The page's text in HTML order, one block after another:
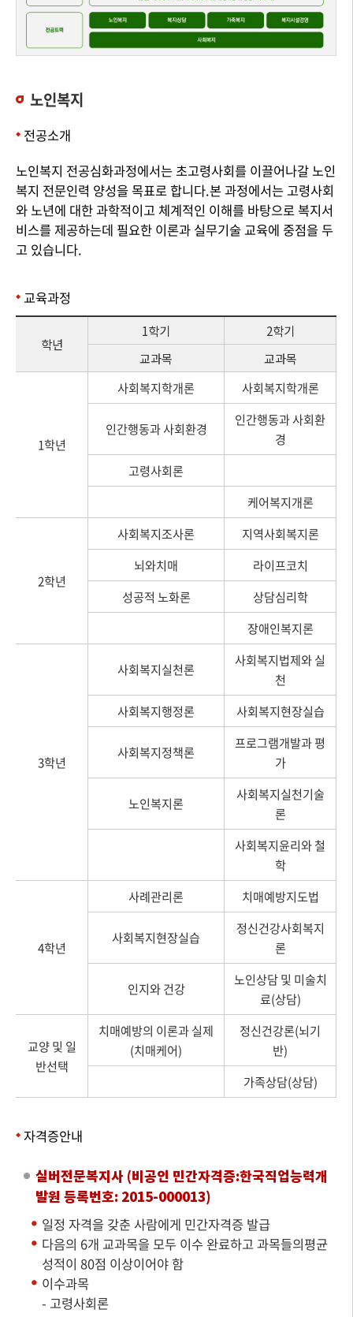
노인복지
전공소개
노인복지 전공심화과정에서는 초고령사회를 이끌어나갈 노인
복지 전문인력 양성을 목표로 합니다.본 과정에서는 고령사회
와 노년에 대한 과학적이고 체계적인 이해를 바탕으로 복지서
비스를 제공하는데 필요한 이론과 실무기술 교육에 중점을 두
고 있습니다.
교육과정
학년
1학기
2학기
교과목
교과목
1학년
사회복지학개론 사회복지학개론
인간행동과 사회환경
인간행동과 사회환
경
고령사회론
케어복지개론
2학년
사회복지조사론
지역사회복지론
뇌와치매
라이프코치
성공적 노화론
상담심리학
장애인복지론
3학년
사회복지실천론
사회복지법제와 실
천
사회복지행정론
사회복지현장실습
사회복지정책론
프로그램개발과 평
가
노인복지론
사회복지실천기술
론
사회복지윤리와 철
학
4학년
사례관리론 치매예방지도법
사회복지현장실습
정신건강사회복지
론
인지와 건강
노인상담 및 미술치
료(상담)
교양 및 일
반선택
치매예방의 이론과 실제
(치매케어)
정신건강론(뇌기
반)
가족상담(상담)
자격증안내
실버전문복지사 (비공인 민간자격증:한국직업능력개
발원 등록번호: 2015-000013)
일정 자격을 갖춘 사람에게 민간자격증 발급
다음의 6개 교과목을 모두 이수 완료하고 과목들의평균
성적이 80점 이상이어야 함
이수과목
- 고령사회론